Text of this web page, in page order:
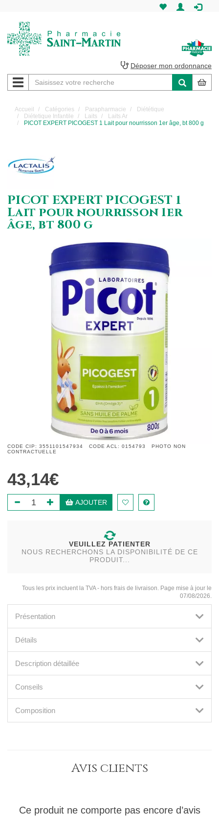
Martin
Pharmacie
Saint-
Martin
Déposer mon ordonnance
Navigation
Accueil Catégories Parapharmacie
Diététique
Diétetique Infantile
Laits
Laits Ar
PICOT EXPERT PICOGEST 1 Lait pour nourrisson 1er âge, bt 800 g
PICOT EXPERT PICOGEST 1
Lait pour nourrisson 1er
âge, bt 800 g
CODE CIP: 3551101547934 CODE ACL: 0154793 PHOTO NON
CONTRACTUELLE
43,14€
AJOUTER
VEUILLEZ PATIENTER
NOUS RECHERCHONS LA DISPONIBILITÉ DE CE
PRODUIT...
Tous les prix incluent la TVA - hors frais de livraison. Page mise à jour le
07/08/2026.
Présentation
Détails
Description détaillée
Conseils
Composition
Avis clients
Ce produit ne comporte pas encore d’avis